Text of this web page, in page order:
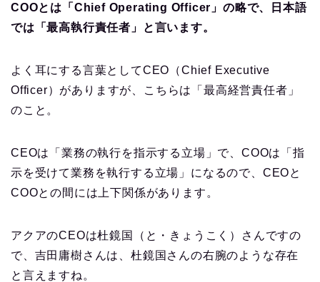
COOとは「Chief Operating Officer」の略で、日本語
では「最高執行責任者」と言います。
よく耳にする言葉としてCEO（Chief Executive
Officer）がありますが、こちらは「最高経営責任者」
のこと。
CEOは「業務の執行を指示する立場」で、COOは「指
示を受けて業務を執行する立場」になるので、CEOと
COOとの間には上下関係があります。
アクアのCEOは杜鏡国（と・きょうこく）さんですの
で、吉田庸樹さんは、杜鏡国さんの右腕のような存在
と言えますね。